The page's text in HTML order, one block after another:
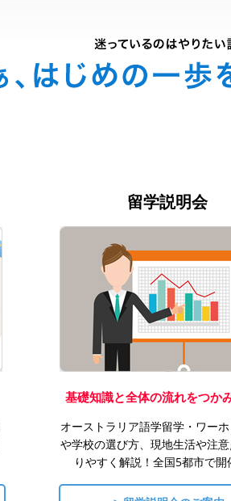
留学説明会
基礎知識と全体の流れをつか
オーストラリア語学留学・ワー
や学校の選び方、現地生活や注
りやすく解説！全国5都市で開